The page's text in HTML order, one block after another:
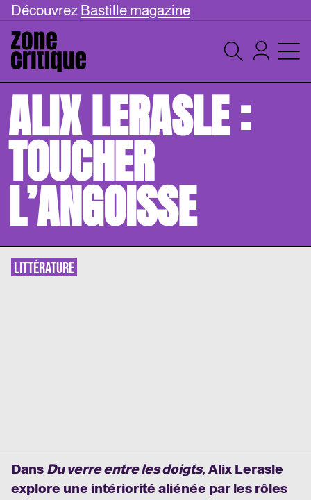
Découvrez Bastille magazine
ALIX LERASLE :
TOUCHER
L’ANGOISSE
LITTÉRATURE
Dans Du verre entre les doigts, Alix Lerasle
explore une intériorité aliénée par les rôles